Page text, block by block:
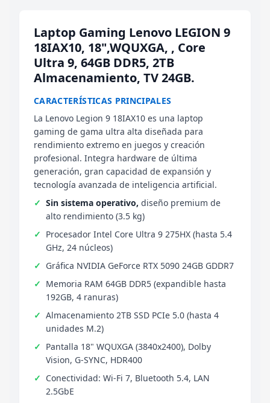
Laptop Gaming Lenovo LEGION 9
18IAX10, 18",WQUXGA, , Core
Ultra 9, 64GB DDR5, 2TB
Almacenamiento, TV 24GB.
CARACTERÍSTICAS PRINCIPALES
La Lenovo Legion 9 18IAX10 es una laptop
gaming de gama ultra alta diseñada para
rendimiento extremo en juegos y creación
profesional. Integra hardware de última
generación, gran capacidad de expansión y
tecnología avanzada de inteligencia artificial.
Sin sistema operativo, diseño premium de
alto rendimiento (3.5 kg)
Procesador Intel Core Ultra 9 275HX (hasta 5.4
GHz, 24 núcleos)
Gráfica NVIDIA GeForce RTX 5090 24GB GDDR7
Memoria RAM 64GB DDR5 (expandible hasta
192GB, 4 ranuras)
Almacenamiento 2TB SSD PCIe 5.0 (hasta 4
unidades M.2)
Pantalla 18" WQUXGA (3840x2400), Dolby
Vision, G-SYNC, HDR400
Conectividad: Wi-Fi 7, Bluetooth 5.4, LAN
2.5GbE